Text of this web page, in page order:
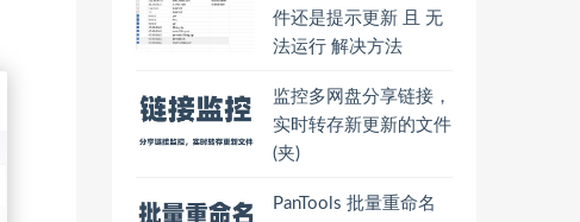
件还是提示更新 且 无
法运行 解决方法
监控多网盘分享链接，
实时转存新更新的文件
(夹)
PanTools 批量重命名